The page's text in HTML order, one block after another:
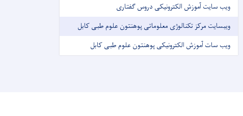
ویب سایت آموزش الکترونیکی دروس گفتاری
ویبسایت مرکز تکنالوژی معلوماتی پوهنتون علوم طبی کابل
ویب سات آموزش الکترونیکی پوهنتون علوم طبی کابل